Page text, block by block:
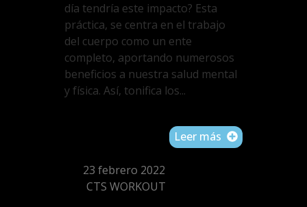
día tendría este impacto? Esta
práctica, se centra en el trabajo
del cuerpo como un ente
completo, aportando numerosos
beneficios a nuestra salud mental
y física. Así, tonifica los...
Leer más
23 febrero 2022
CTS WORKOUT